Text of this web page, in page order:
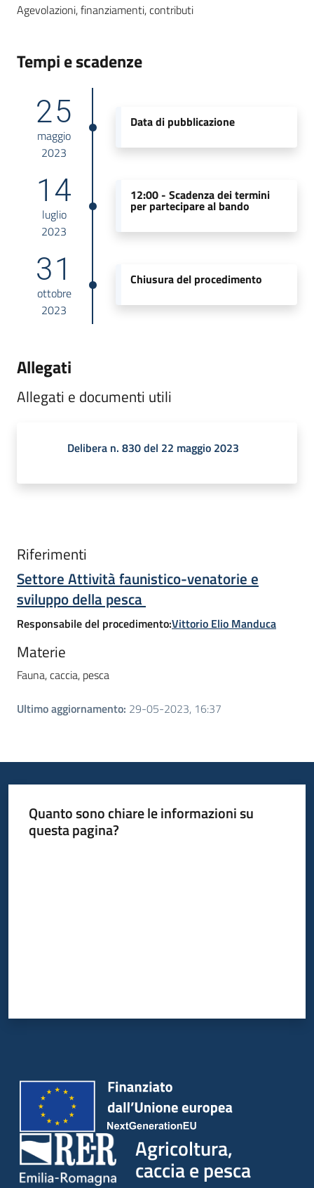
Agevolazioni, finanziamenti, contributi
Tempi e scadenze
25
maggio
2023
Data di pubblicazione
14
luglio
2023
12:00 - Scadenza dei termini
per partecipare al bando
31
ottobre
2023
Chiusura del procedimento
Allegati
Allegati e documenti utili
Delibera n. 830 del 22 maggio 2023
Riferimenti
Settore Attività faunistico-venatorie e
sviluppo della pesca
Responsabile del procedimento:Vittorio Elio Manduca
Materie
Fauna, caccia, pesca
Ultimo aggiornamento: 29-05-2023, 16:37
Quanto sono chiare le informazioni su
questa pagina?
Agricoltura,
caccia e pesca